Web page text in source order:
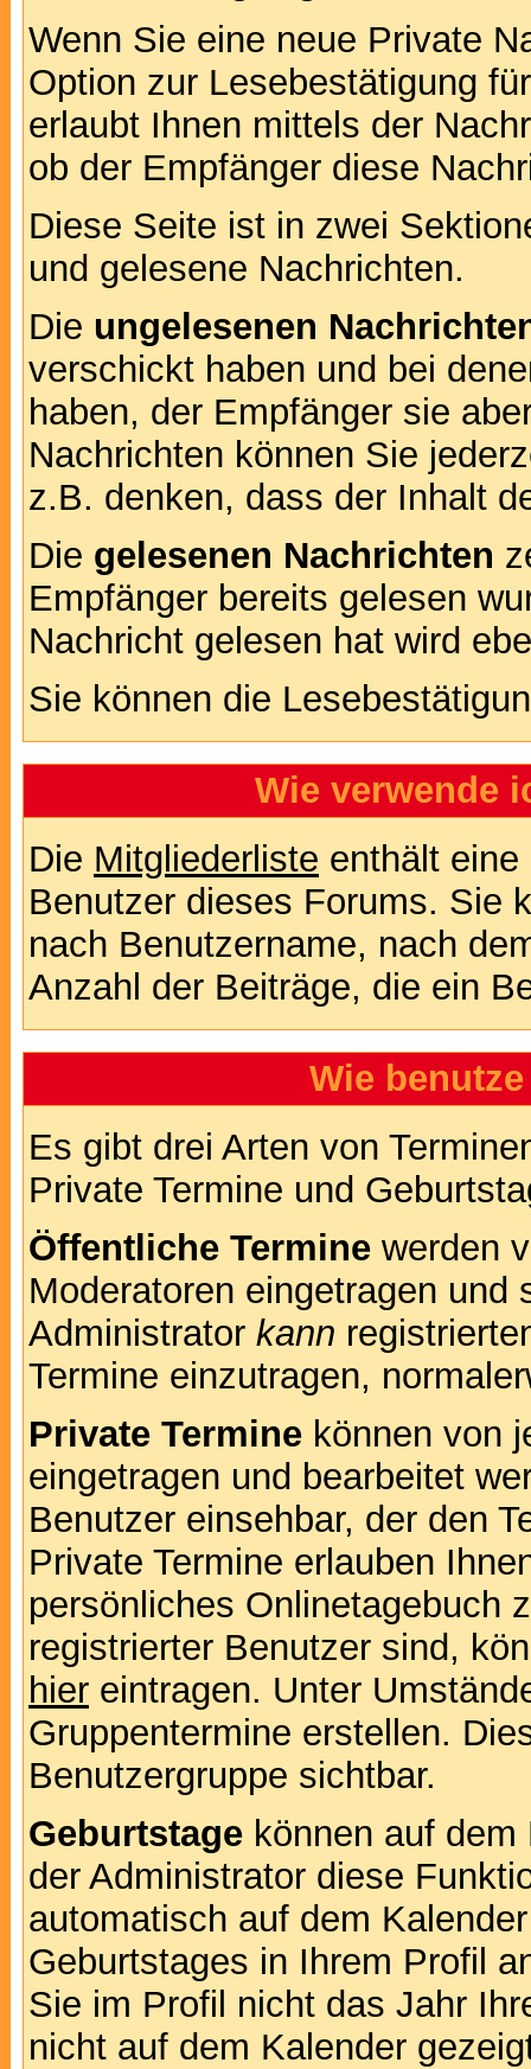
Wenn Sie eine neue Private
Option zur Lesebestätigung
erlaubt Ihnen mittels der
ob der Empfänger diese
Diese Seite ist in zwei
und gelesene Nachrichten.
Die ungelesenen
verschickt haben und bei
haben, der Empfänger sie
Nachrichten können Sie
z.B. denken, dass der Inhalt
Die gelesenen Nachrichten
Empfänger bereits gelesen
Nachricht gelesen hat wird
Sie können die
Wie verwende
Die Mitgliederliste enthält
Benutzer dieses Forums. Sie
nach Benutzername, nach
Anzahl der Beiträge, die ein
Wie
Es gibt drei Arten von
Private Termine und
Öffentliche Termine werden
Moderatoren eingetragen und
Administrator kann
Termine einzutragen,
Private Termine können von
eingetragen und bearbeitet
Benutzer einsehbar, der den
Private Termine erlauben
persönliches Onlinetagebuch
registrierter Benutzer sind,
hier eintragen. Unter
Gruppentermine erstellen.
Benutzergruppe sichtbar.
Geburtstage können auf
der Administrator diese
automatisch auf dem
Geburtstages in Ihrem Profil
Sie im Profil nicht das Jahr
nicht auf dem Kalender